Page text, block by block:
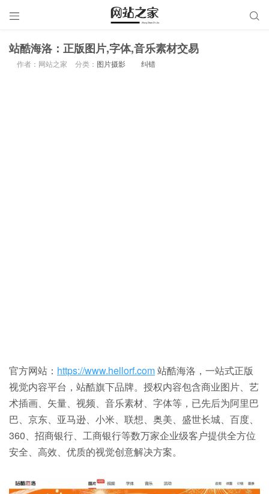
 
站酷海洛：正版图片,字体,音乐素材交易
作者：网站之家 分类： 图片摄影 纠错
官方网站： https://www.hellorf.com站酷海洛，一站式正版
视觉内容平台，站酷旗下品牌。授权内容包含商业图片、艺
术插画、矢量、视频、音乐素材、字体等，已先后为阿里巴
巴、京东、亚马逊、小米、联想、奥美、盛世长城、百度、
360、招商银行、工商银行等数万家企业级客户提供全方位
安全、高效、优质的视觉创意解决方案。